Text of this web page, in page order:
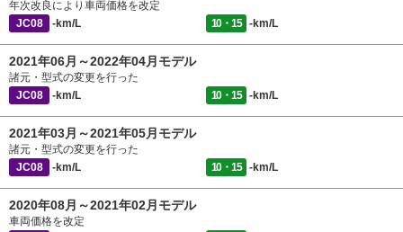
年次改良により車両価格を改定
JC08
-km/L 10・15 -km/L
2021年06月～2022年04月モデル
諸元・型式の変更を行った
JC08
-km/L 10・15 -km/L
2021年03月～2021年05月モデル
諸元・型式の変更を行った
JC08
-km/L 10・15 -km/L
2020年08月～2021年02月モデル
車両価格を改定